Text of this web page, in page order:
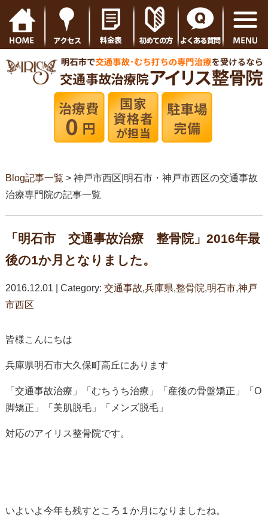
Blog記事一覧 > 神戸市西区|明石市・神戸市西区の交通事故
治療専門院の記事一覧
「明石市 交通事故治療 整骨院」2016年最
後の1か月となりました。
2016.12.01 | Category: 交通事故,兵庫県,整骨院,明石市,神戸
市西区
皆様こんにちは
兵庫県明石市大久保町高丘にあります
「交通事故治療」「むちうち治療」「産後の骨盤矯正」「O
脚矯正」「美肌脱毛」「メンズ脱毛」
対応のアイリス整骨院です。
いよいよ今年も残すところ１か月になりましたね。